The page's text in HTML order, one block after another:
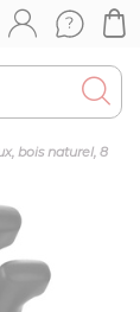
bois naturel, 8